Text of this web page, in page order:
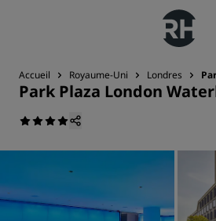
Accueil Royaume-Uni Londres
Park Plaza London